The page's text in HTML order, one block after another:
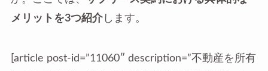
メリットを3つ紹介します。
[article post-id=”11060″ description=”不動産を所有